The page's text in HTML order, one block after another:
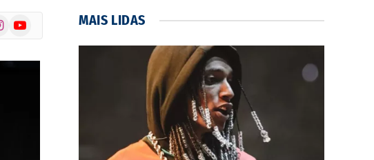
YouTube MAIS LIDAS